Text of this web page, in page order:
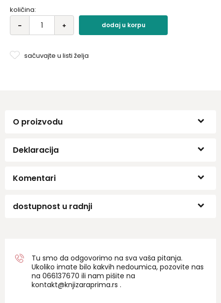
količina:
dodaj u korpu
sačuvajte u listi želja
O proizvodu
Deklaracija
Komentari
dostupnost u radnji
Tu smo da odgovorimo na sva vaša pitanja.
Ukoliko imate bilo kakvih nedoumica, pozovite nas
na 066137670 ili nam pišite na
kontakt@knjizaraprima.rs .